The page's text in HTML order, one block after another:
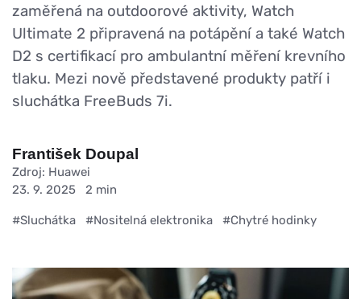
zaměřená na outdoorové aktivity, Watch
Ultimate 2 připravená na potápění a také Watch
D2 s certifikací pro ambulantní měření krevního
tlaku. Mezi nově představené produkty patří i
sluchátka FreeBuds 7i.
František Doupal
Zdroj: Huawei
23. 9. 2025
2 min
#Sluchátka #Nositelná elektronika #Chytré hodinky